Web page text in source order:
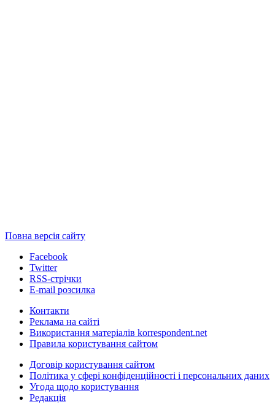
Повна версія сайту
Facebook
Twitter
RSS-стрічки
E-mail розсилка
Контакти
Реклама на сайті
Використання матеріалів korrespondent.net
Правила користування сайтом
Договір користування сайтом
Політика у сфері конфіденційності і персональних даних
Угода щодо користування
Редакція